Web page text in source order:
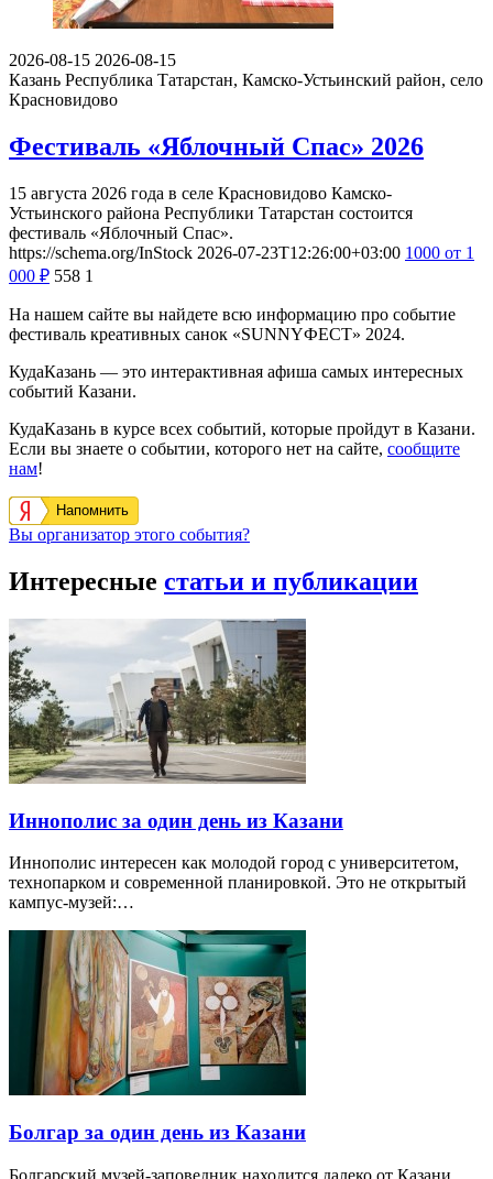
2026-08-15 2026-08-15
Казань Республика Татарстан, Камско-Устьинский район, село
Красновидово
Фестиваль «Яблочный Спас» 2026
15 августа 2026 года в селе Красновидово Камско-
Устьинского района Республики Татарстан состоится
фестиваль «Яблочный Спас».
https://schema.org/InStock 2026-07-23T12:26:00+03:00 1000 от 1
000 ₽ 558 1
На нашем сайте вы найдете всю информацию про событие
фестиваль креативных санок «SUNNYФЕСТ» 2024.
КудаКазань — это интерактивная афиша самых интересных
событий Казани.
КудаКазань в курсе всех событий, которые пройдут в Казани.
Если вы знаете о событии, которого нет на сайте, сообщите
нам!
Напомнить
Вы организатор этого события?
Интересные статьи и публикации
Иннополис за один день из Казани
Иннополис интересен как молодой город с университетом,
технопарком и современной планировкой. Это не открытый
кампус-музей:…
Болгар за один день из Казани
Болгарский музей-заповедник находится далеко от Казани